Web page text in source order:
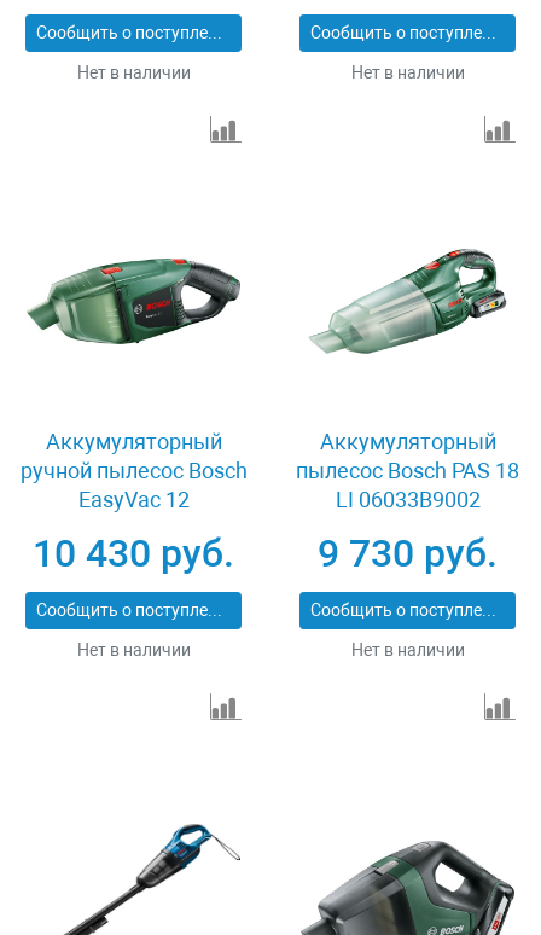
Сообщить о поступлении
Нет в наличии
Сообщить о поступлении
Нет в наличии
Аккумуляторный
ручной пылесос Bosch
EasyVac 12
10 430 руб.
Сообщить о поступлении
Нет в наличии
Аккумуляторный
пылесос Bosch PAS 18
LI 06033B9002
9 730 руб.
Сообщить о поступлении
Нет в наличии